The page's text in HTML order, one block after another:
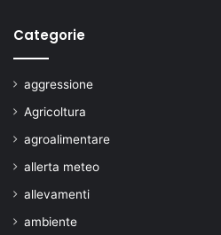
Categorie
aggressione
Agricoltura
agroalimentare
allerta meteo
allevamenti
ambiente